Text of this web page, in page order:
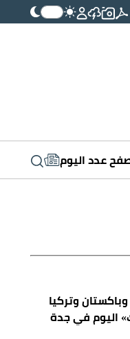
عدد اليوم
وتركيا
اليوم في جدة